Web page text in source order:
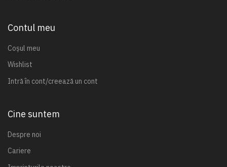
Contul meu
Coșul meu
Wishlist
Intră în cont/creează un cont
Cine suntem
Despre noi
Cariere